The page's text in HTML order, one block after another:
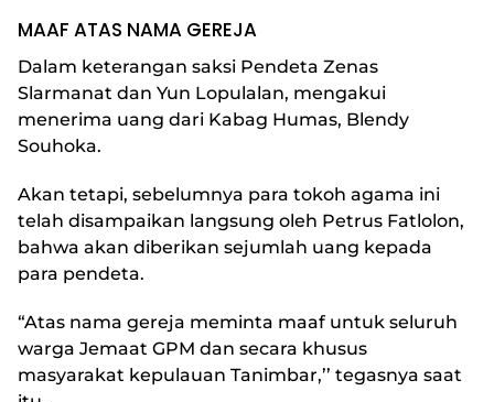
MAAF ATAS NAMA GEREJA
Dalam keterangan saksi Pendeta Zenas
Slarmanat dan Yun Lopulalan, mengakui
menerima uang dari Kabag Humas, Blendy
Souhoka.
Akan tetapi, sebelumnya para tokoh agama ini
telah disampaikan langsung oleh Petrus Fatlolon,
bahwa akan diberikan sejumlah uang kepada
para pendeta.
“Atas nama gereja meminta maaf untuk seluruh
warga Jemaat GPM dan secara khusus
masyarakat kepulauan Tanimbar,’’ tegasnya saat